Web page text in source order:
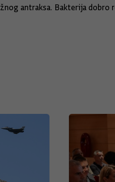
antraksa. Bakterija dobro